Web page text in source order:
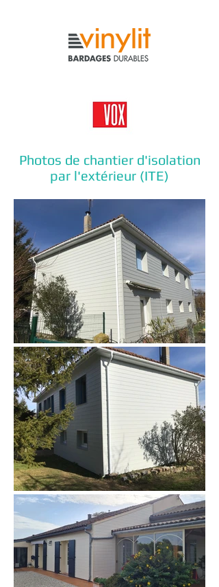
Photos de chantier d'isolation
par l'extérieur (ITE)